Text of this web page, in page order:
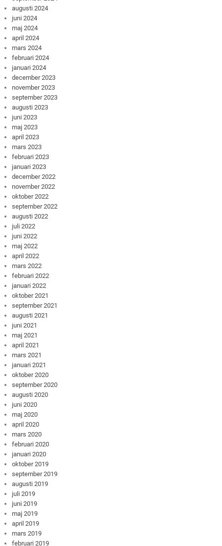
augusti 2024
juni 2024
maj 2024
april 2024
mars 2024
februari 2024
januari 2024
december 2023
november 2023
september 2023
augusti 2023
juni 2023
maj 2023
april 2023
mars 2023
februari 2023
januari 2023
december 2022
november 2022
oktober 2022
september 2022
augusti 2022
juli 2022
juni 2022
maj 2022
april 2022
mars 2022
februari 2022
januari 2022
oktober 2021
september 2021
augusti 2021
juni 2021
maj 2021
april 2021
mars 2021
januari 2021
oktober 2020
september 2020
augusti 2020
juni 2020
maj 2020
april 2020
mars 2020
februari 2020
januari 2020
oktober 2019
september 2019
augusti 2019
juli 2019
juni 2019
maj 2019
april 2019
mars 2019
februari 2019